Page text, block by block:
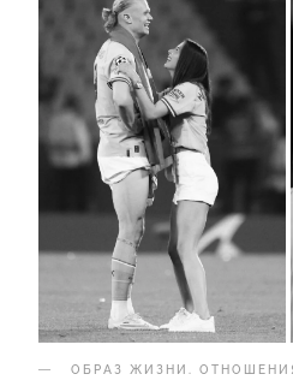
ОБРАЗ ЖИЗНИ .